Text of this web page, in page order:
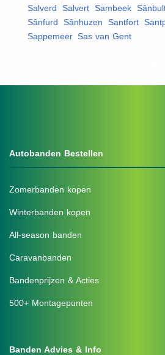
Salverd
Salvert Sambeek
Sânfurd
Sânhuzen Santfort
Sappemeer, Sas van Gent
Autobanden Bestellen
Zomerbanden kopen
Winterbanden kopen
All-season banden
Caravanbanden
Bandenprijzen & Acties
500+ Montagepunten
Banden Advies & Info